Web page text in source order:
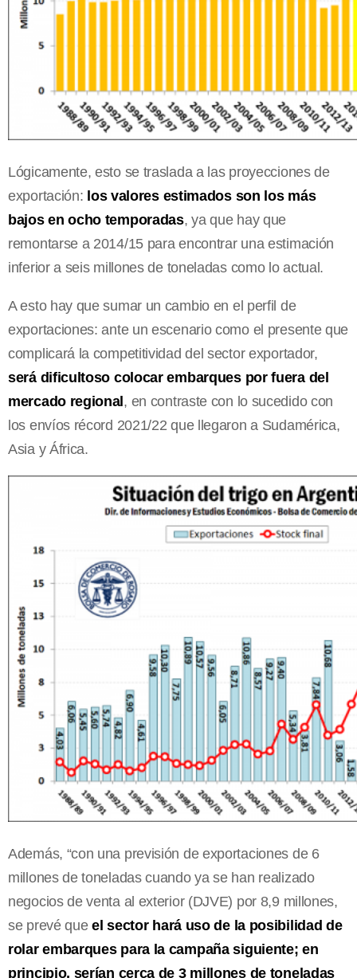
Lógicamente, esto se traslada a las proyecciones de
exportación: los valores estimados son los más
bajos en ocho temporadas, ya que hay que
remontarse a 2014/15 para encontrar una estimación
inferior a seis millones de toneladas como lo actual.
A esto hay que sumar un cambio en el perfil de
exportaciones: ante un escenario como el presente que
complicará la competitividad del sector exportador,
será dificultoso colocar embarques por fuera del
mercado regional , en contraste con lo sucedido con
los envíos récord 2021/22 que llegaron a Sudamérica,
Asia y África.
Además, “con una previsión de exportaciones de 6
millones de toneladas cuando ya se han realizado
negocios de venta al exterior (DJVE) por 8,9 millones,
se prevé queel sector hará uso de la posibilidad de
rolar embarques para la campaña siguiente; en
principio, serían cerca de 3 millones de toneladas